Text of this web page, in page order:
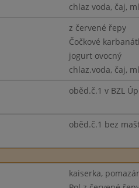
chlaz voda, čaj,
z červené řepy
Čočkové
jogurt ovocný
chlaz.voda, čaj,
oběd.č.1 v BZL
oběd.č.1 bez
kaiserka,